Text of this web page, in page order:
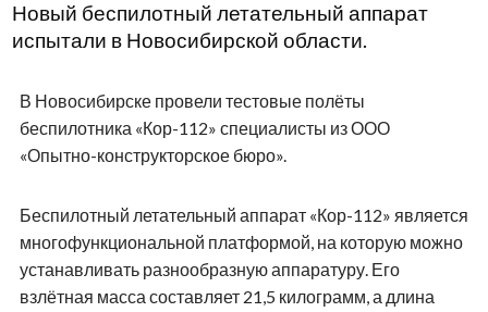
Новый беспилотный летательный аппарат
испытали в Новосибирской области.
В Новосибирске провели тестовые полёты
беспилотника «Кор-112» специалисты из ООО
«Опытно-конструкторское бюро».
Беспилотный летательный аппарат «Кор-112» является
многофункциональной платформой, на которую можно
устанавливать разнообразную аппаратуру. Его
взлётная масса составляет 21,5 килограмм, а длина